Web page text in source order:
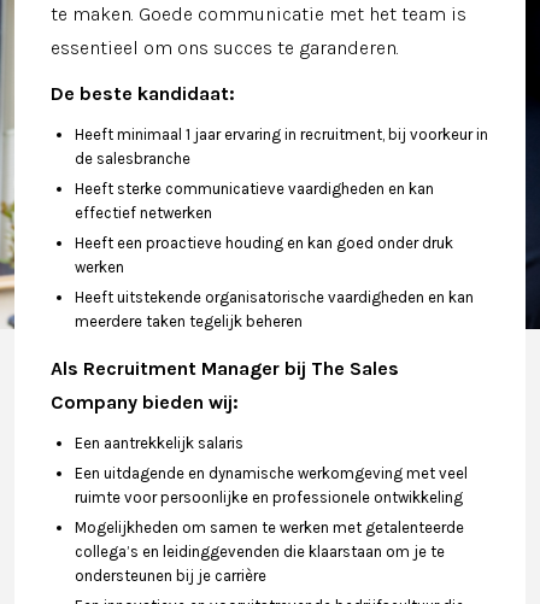
te maken. Goede communicatie met het team is
essentieel om ons succes te garanderen.
De beste kandidaat:
Heeft minimaal 1 jaar ervaring in recruitment, bij voorkeur in
de salesbranche
Heeft sterke communicatieve vaardigheden en kan
effectief netwerken
Heeft een proactieve houding en kan goed onder druk
werken
Heeft uitstekende organisatorische vaardigheden en kan
meerdere taken tegelijk beheren
Als Recruitment Manager bij The Sales
Company bieden wij:
Een aantrekkelijk salaris
Een uitdagende en dynamische werkomgeving met veel
ruimte voor persoonlijke en professionele ontwikkeling
Mogelijkheden om samen te werken met getalenteerde
collega’s en leidinggevenden die klaarstaan om je te
ondersteunen bij je carrière